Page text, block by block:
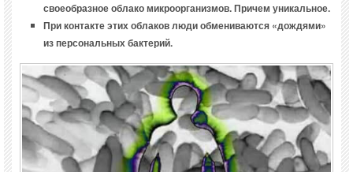
своеобразное облако микроорганизмов. Причем уникальное.
При контакте этих облаков люди обмениваются «дождями»
из персональных бактерий.